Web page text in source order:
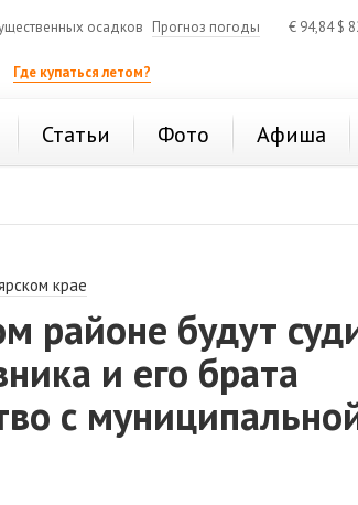
осадков Прогноз погоды € 94,84$
Где купаться летом?
Статьи Фото Афиша
крае
районе будут
и его брата
с